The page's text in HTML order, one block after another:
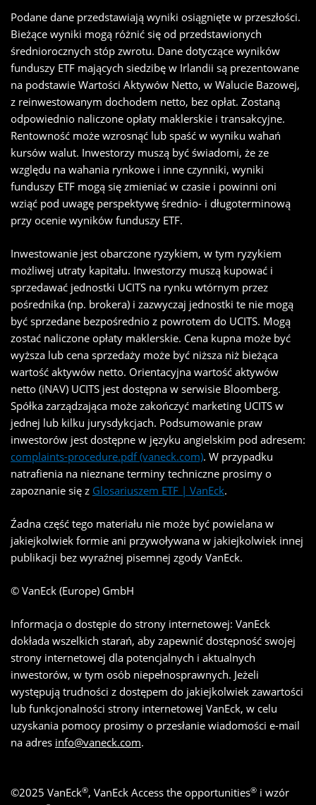
Podane dane przedstawiają wyniki osiągnięte w przeszłości.
Bieżące wyniki mogą różnić się od przedstawionych
średniorocznych stóp zwrotu. Dane dotyczące wyników
funduszy ETF mających siedzibę w Irlandii są prezentowane
na podstawie Wartości Aktywów Netto, w Walucie Bazowej,
z reinwestowanym dochodem netto, bez opłat. Zostaną
odpowiednio naliczone opłaty maklerskie i transakcyjne.
Rentowność może wzrosnąć lub spaść w wyniku wahań
kursów walut. Inwestorzy muszą być świadomi, że ze
względu na wahania rynkowe i inne czynniki, wyniki
funduszy ETF mogą się zmieniać w czasie i powinni oni
wziąć pod uwagę perspektywę średnio- i długoterminową
przy ocenie wyników funduszy ETF.
Inwestowanie jest obarczone ryzykiem, w tym ryzykiem
możliwej utraty kapitału. Inwestorzy muszą kupować i
sprzedawać jednostki UCITS na rynku wtórnym przez
pośrednika (np. brokera) i zazwyczaj jednostki te nie mogą
być sprzedane bezpośrednio z powrotem do UCITS. Mogą
zostać naliczone opłaty maklerskie. Cena kupna może być
wyższa lub cena sprzedaży może być niższa niż bieżąca
wartość aktywów netto. Orientacyjna wartość aktywów
netto (iNAV) UCITS jest dostępna w serwisie Bloomberg.
Spółka zarządzająca może zakończyć marketing UCITS w
jednej lub kilku jurysdykcjach. Podsumowanie praw
inwestorów jest dostępne w języku angielskim pod adresem:
complaints-procedure.pdf (vaneck.com). W przypadku
natrafienia na nieznane terminy techniczne prosimy o
zapoznanie się z Glosariuszem ETF | VanEck.
Źadna część tego materiału nie może być powielana w
jakiejkolwiek formie ani przywoływana w jakiejkolwiek innej
publikacji bez wyraźnej pisemnej zgody VanEck.
© VanEck (Europe) GmbH
Informacja o dostępie do strony internetowej: VanEck
dokłada wszelkich starań, aby zapewnić dostępność swojej
strony internetowej dla potencjalnych i aktualnych
inwestorów, w tym osób niepełnosprawnych. Jeżeli
występują trudności z dostępem do jakiejkolwiek zawartości
lub funkcjonalności strony internetowej VanEck, w celu
uzyskania pomocy prosimy o przesłanie wiadomości e-mail
na adres info@vaneck.com.
©2025 VanEck®, VanEck Access the opportunities® i wzór